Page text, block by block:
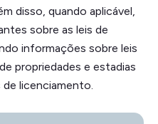
disso, quando aplicável,
sobre as leis de
informações sobre leis
propriedades e estadias
licenciamento.